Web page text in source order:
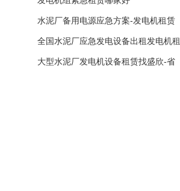
水泥厂备用电源应急方案-发电机租赁
出租
全国水泥厂应急发电设备出租发电机租
赁
大型水泥厂发电机设备租赁找盛欣-省